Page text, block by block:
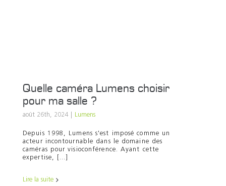
Quelle caméra Lumens choisir
pour ma salle ?
août 26th, 2024 Lumens
Depuis 1998, Lumens s'est imposé comme un
acteur incontournable dans le domaine des
caméras pour visioconférence. Ayant cette
expertise, [...]
Lire la suite